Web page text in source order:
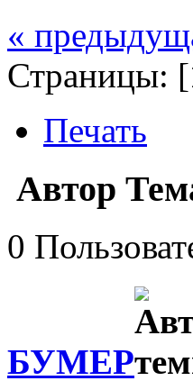
«
Страницы: [
Печать
Автор
0
БУМЕР